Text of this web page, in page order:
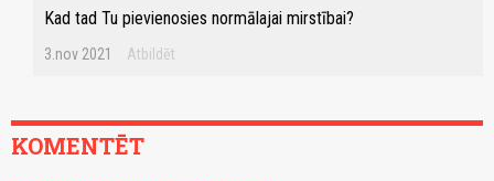
Kad tad Tu pievienosies normālajai mirstībai?
3.nov 2021 Atbildēt
KOMENTĒT